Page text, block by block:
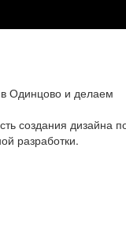
Одинцово и делаем
создания дизайна
разработки.